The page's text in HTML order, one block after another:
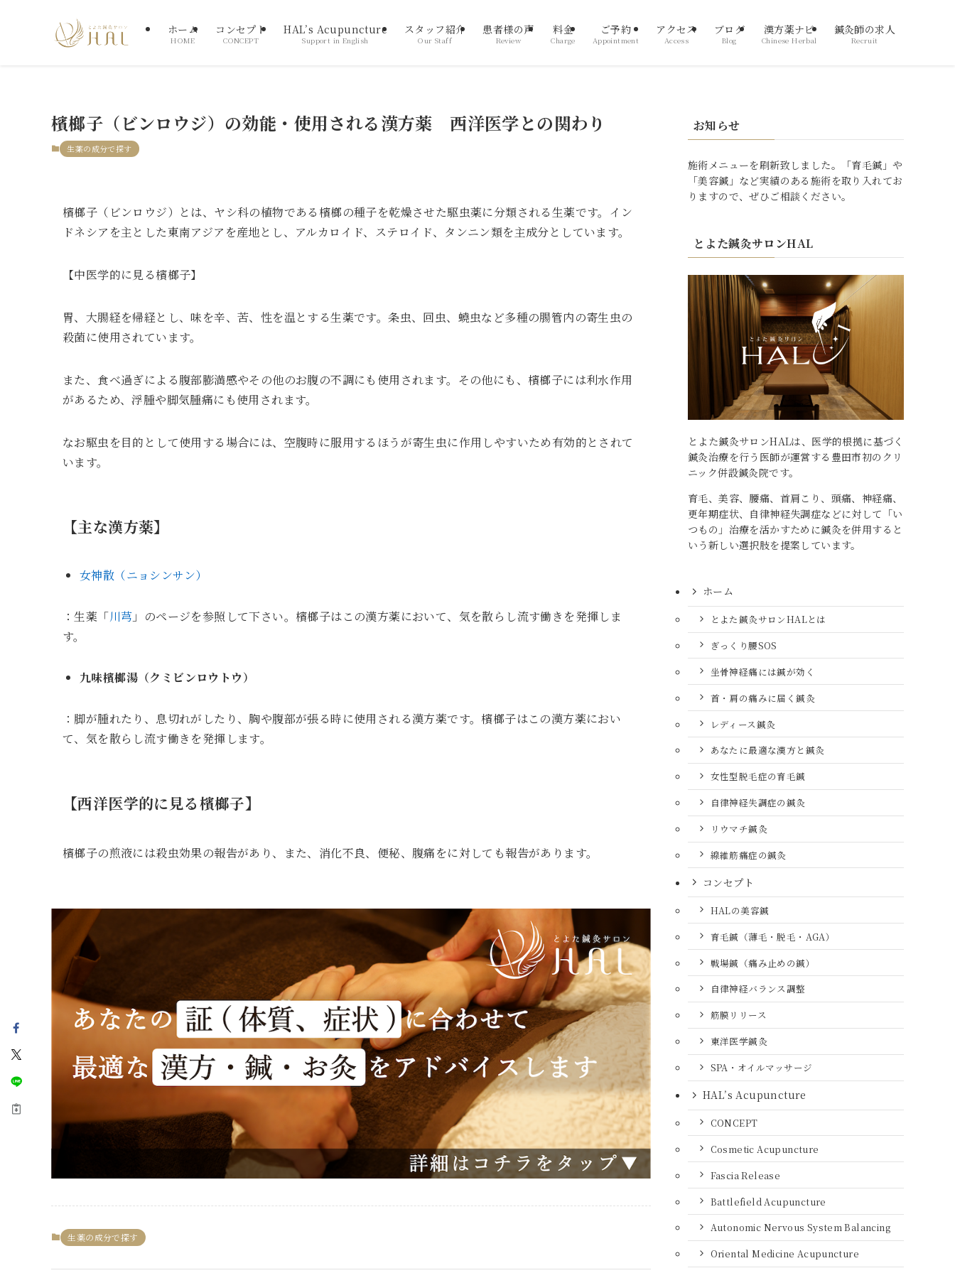
ホーム
HOME
コンセプト
CONCEPT
HAL’s Acupuncture
Support in English
スタッフ紹介
Our Staff
患者様の声
Review
料金
Charge
ご予約
Appointment
アクセス
Access
ブログ
Blog
漢方薬ナビ
Chinese Herbal
鍼灸師の求人
Recruit
檳榔子（ビンロウジ）の効能・使用される漢方薬 西洋医学との関わり
生薬の成分で探す
檳榔子（ビンロウジ）とは、ヤシ科の植物である檳榔の種子を乾燥させた駆虫薬に分類される生薬です。イン
ドネシアを主とした東南アジアを産地とし、アルカロイド、ステロイド、タンニン類を主成分としています。
【中医学的に見る檳榔子】
胃、大腸経を帰経とし、味を辛、苦、性を温とする生薬です。条虫、回虫、蟯虫など多種の腸管内の寄生虫の
殺菌に使用されています。
また、食べ過ぎによる腹部膨満感やその他のお腹の不調にも使用されます。その他にも、檳榔子には利水作用
があるため、浮腫や脚気腫痛にも使用されます。
なお駆虫を目的として使用する場合には、空腹時に服用するほうが寄生虫に作用しやすいため有効的とされて
います。
【主な漢方薬】
女神散（ニョシンサン）
：生薬「川芎 」のページを参照して下さい。檳榔子はこの漢方薬において、気を散らし流す働きを発揮しま
す。
九味檳榔湯（クミビンロウトウ）
：脚が腫れたり、息切れがしたり、胸や腹部が張る時に使用される漢方薬です。檳榔子はこの漢方薬におい
て、気を散らし流す働きを発揮します。
【西洋医学的に見る檳榔子】
檳榔子の煎液には殺虫効果の報告があり、また、消化不良、便秘、腹痛をに対しても報告があります。
生薬の成分で探す
お知らせ
施術メニューを刷新致しました。「育毛鍼」や
「美容鍼」など実績のある施術を取り入れてお
りますので、ぜひご相談ください。
とよた鍼灸サロンHAL
とよた鍼灸サロンHALは、医学的根拠に基づく
鍼灸治療を行う医師が運営する豊田市初のクリ
ニック併設鍼灸院です。
育毛、美容、腰痛、首肩こり、頭痛、神経痛、
更年期症状、自律神経失調症などに対して「い
つもの」治療を活かすために鍼灸を併用すると
いう新しい選択肢を提案しています。
ホーム
とよた鍼灸サロンHALとは
ぎっくり腰SOS
坐骨神経痛には鍼が効く
首・肩の痛みに届く鍼灸
レディース鍼灸
あなたに最適な漢方と鍼灸
女性型脱毛症の育毛鍼
自律神経失調症の鍼灸
リウマチ鍼灸
線維筋痛症の鍼灸
コンセプト
HALの美容鍼
育毛鍼（薄毛・脱毛・AGA）
戦場鍼（痛み止めの鍼）
自律神経バランス調整
筋膜リリース
東洋医学鍼灸
SPA・オイルマッサージ
HAL’s Acupuncture
CONCEPT
Cosmetic Acupuncture
Fascia Release
Battlefield Acupuncture
Autonomic Nervous System Balancing
Oriental Medicine Acupuncture